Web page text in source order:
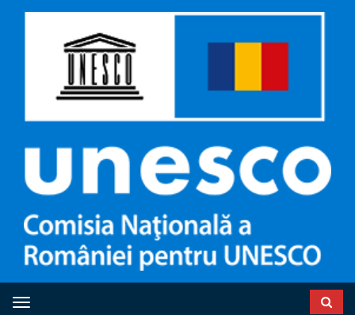
Toggle navigation